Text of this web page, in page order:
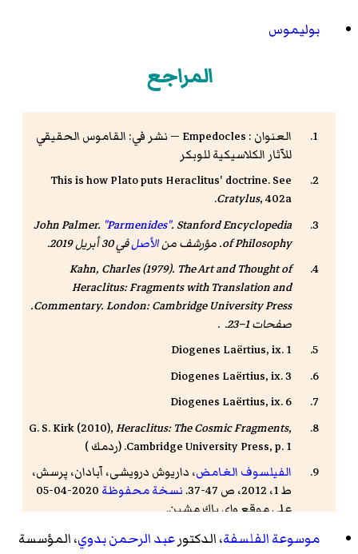
بوليموس
المراجع
العنوان : Empedocles — نشر في: القاموس الحقيقي
للآثار الكلاسيكية للوبكر
This is how Plato puts Heraclitus' doctrine. See
Cratylus, 402a.
John Palmer. "Parmenides". Stanford Encyclopedia
of Philosophy. مؤرشف منالأصلفي 30 أبريل 2019.
Kahn, Charles (1979). The Art and Thought of
Heraclitus: Fragments with Translation and
Commentary
. London: Cambridge University Press.
صفحات 1–23. .
Diogenes Laërtius, ix. 1
Diogenes Laërtius, ix. 3
Diogenes Laërtius, ix. 6
G. S. Kirk(2010),Heraclitus: The Cosmic Fragments,
Cambridge University Press, p. 1. ( ردمك)
الفيلسوف الغامض، داریوش درویشی، آبادان، پرسش،
ط 1، 2012، ص 47-37.
نسخة محفوظة
2020-04-05
على موقع واي باك مشين.
موسوعة الفلسفة، الدكتورعبد الرحمن بدوي، المؤسسة